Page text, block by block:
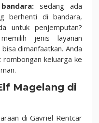
sedang ada
berhenti di bandara,
untuk penjemputan?
jenis layanan
dimanfaatkan. Anda
keluarga ke
Magelang di
di Gavriel Rentcar